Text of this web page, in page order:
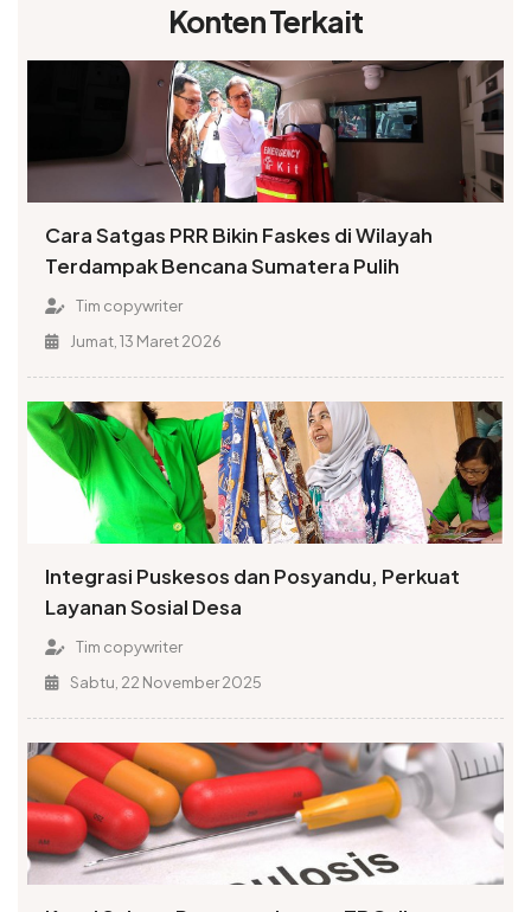
Konten Terkait
Cara Satgas PRR Bikin Faskes di Wilayah
Terdampak Bencana Sumatera Pulih
Tim copywriter
Jumat, 13 Maret 2026
Integrasi Puskesos dan Posyandu, Perkuat
Layanan Sosial Desa
Tim copywriter
Sabtu, 22 November 2025